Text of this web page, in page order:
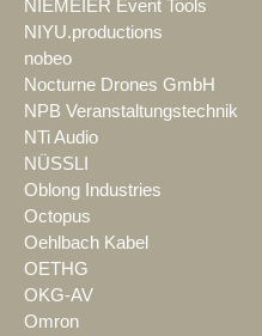
NIEMEIER Event Tools
NIYU.productions
nobeo
Nocturne Drones GmbH
NPB Veranstaltungstechnik
NTi Audio
NÜSSLI
Oblong Industries
Octopus
Oehlbach Kabel
OETHG
OKG-AV
Omron